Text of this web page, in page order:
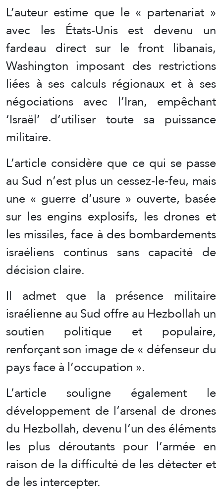
L’auteur estime que le « partenariat »
avec les États-Unis est devenu un
fardeau direct sur le front libanais,
Washington imposant des restrictions
liées à ses calculs régionaux et à ses
négociations avec l’Iran, empêchant
‘Israël’ d’utiliser toute sa puissance
militaire.
L’article considère que ce qui se passe
au Sud n’est plus un cessez-le-feu, mais
une « guerre d’usure » ouverte, basée
sur les engins explosifs, les drones et
les missiles, face à des bombardements
israéliens continus sans capacité de
décision claire.
Il admet que la présence militaire
israélienne au Sud offre au Hezbollah un
soutien politique et populaire,
renforçant son image de « défenseur du
pays face à l’occupation ».
L’article souligne également le
développement de l’arsenal de drones
du Hezbollah, devenu l’un des éléments
les plus déroutants pour l’armée en
raison de la difficulté de les détecter et
de les intercepter.